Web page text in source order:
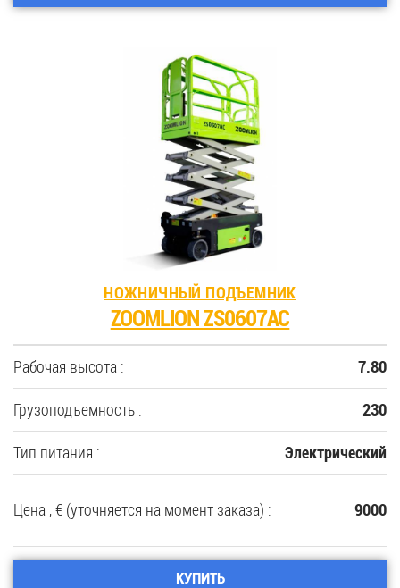
НОЖНИЧНЫЙ ПОДЪЕМНИК
ZOOMLION ZS0607AC
Рабочая высота : 7.80
Грузоподъемность : 230
Тип питания : Электрический
Цена , € (уточняется на момент заказа) : 9000
КУПИТЬ